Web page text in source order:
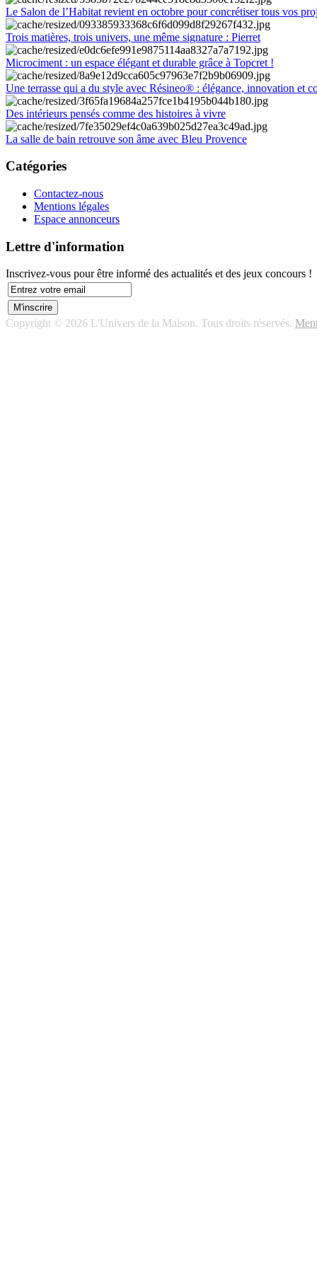
Le Salon de l’Habitat revient en octobre pour concrétiser tous vos
Trois matières, trois univers, une même signature : Pierret
Microciment : un espace élégant et durable grâce à Topcret !
Une terrasse qui a du style avec Résineo® : élégance, innovation et
Des intérieurs pensés comme des histoires à vivre
La salle de bain retrouve son âme avec Bleu Provence
Catégories
Contactez-nous
Mentions légales
Espace annonceurs
Lettre d'information
Inscrivez-vous pour être informé des actualités et des jeux concours !
Copyright © 2026 L'Univers de la Maison. Tous droits réservés.